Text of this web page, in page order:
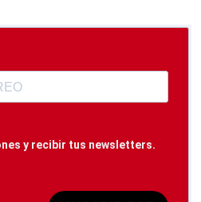
y recibir tus newsletters.